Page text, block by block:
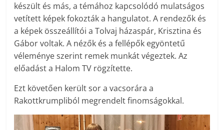
készült és más, a témához kapcsolódó mulatságos
vetített képek fokozták a hangulatot. A rendezők és
a képek összeállítói a Tolvaj házaspár, Krisztina és
Gábor voltak. A nézők és a fellépők egyöntetű
véleménye szerint remek munkát végeztek. Az
előadást a Halom TV rögzítette.
Ezt követően került sor a vacsorára a
Rakottkrumpliból megrendelt finomságokkal.